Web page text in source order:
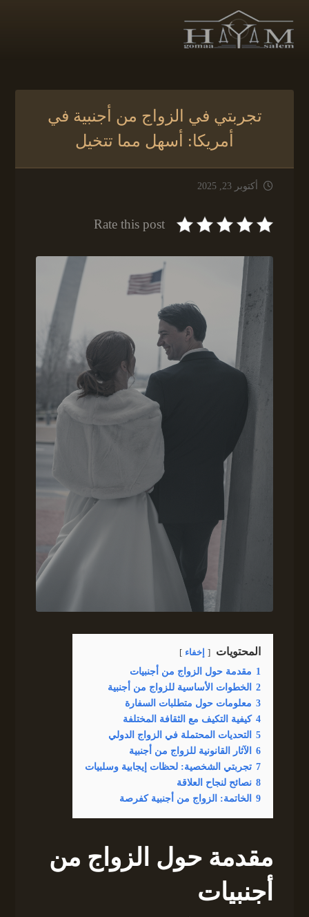
تجربتي في الزواج من أجنبية في
أمريكا: أسهل مما تتخيل
أكتوبر 23, 2025
Rate this post
المحتويات إخفاء
1 مقدمة حول الزواج من أجنبيات
2 الخطوات الأساسية للزواج من أجنبية
3 معلومات حول متطلبات السفارة
4 كيفية التكيف مع الثقافة المختلفة
5 التحديات المحتملة في الزواج الدولي
6 الآثار القانونية للزواج من أجنبية
7 تجربتي الشخصية: لحظات إيجابية وسلبيات
8 نصائح لنجاح العلاقة
9 الخاتمة: الزواج من أجنبية كفرصة
مقدمة حول الزواج من
أجنبيات